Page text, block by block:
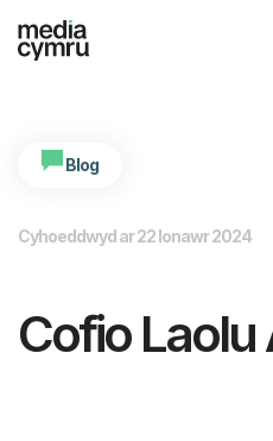
Blog
Cyhoeddwyd ar 22 Ionawr 2024
Cofio Laolu